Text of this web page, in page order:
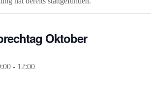
Oktober
- 12:00